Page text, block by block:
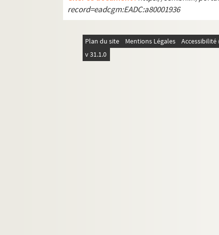
record=eadcgm:EADC:a80001936
Plan du site Mentions Légales
v 31.1.0